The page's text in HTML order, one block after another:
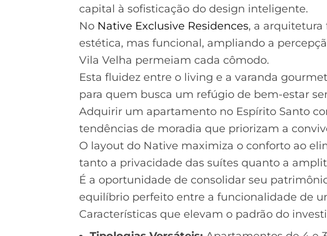
capital à sofisticação do design inteligente.
No Native Exclusive Residences, a arquitetura
estética, mas funcional, ampliando a
Vila Velha permeiam cada cômodo.
Esta fluidez entre o living e a varanda
para quem busca um refúgio de bem-estar
Adquirir um apartamento no Espírito Santo
tendências de moradia que priorizam a
O layout do Native maximiza o conforto ao
tanto a privacidade das suítes quanto a
É a oportunidade de consolidar seu
equilíbrio perfeito entre a funcionalidade de
Características que elevam o padrão do